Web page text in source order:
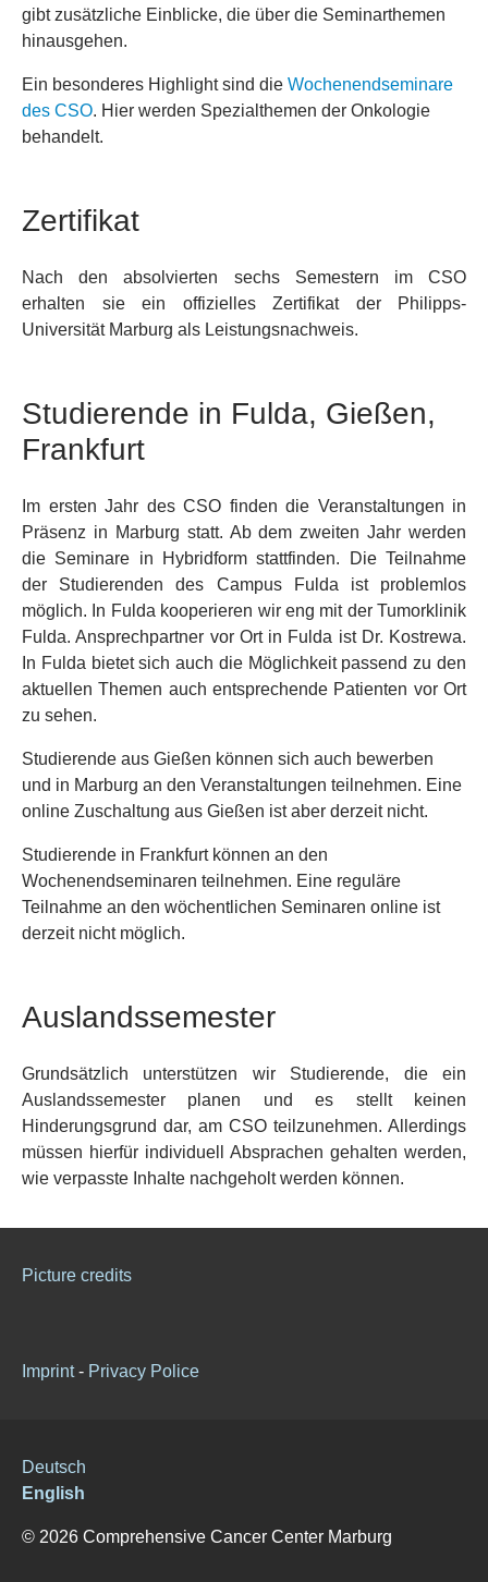
gibt zusätzliche Einblicke, die über die Seminarthemen
hinausgehen.
Ein besonderes Highlight sind die Wochenendseminare
des CSO. Hier werden Spezialthemen der Onkologie
behandelt.
Zertifikat
Nach den absolvierten sechs Semestern im CSO
erhalten sie ein offizielles Zertifikat der Philipps-
Universität Marburg als Leistungsnachweis.
Studierende in Fulda, Gießen,
Frankfurt
Im ersten Jahr des CSO finden die Veranstaltungen in
Präsenz in Marburg statt. Ab dem zweiten Jahr werden
die Seminare in Hybridform stattfinden. Die Teilnahme
der Studierenden des Campus Fulda ist problemlos
möglich. In Fulda kooperieren wir eng mit der Tumorklinik
Fulda. Ansprechpartner vor Ort in Fulda ist Dr. Kostrewa.
In Fulda bietet sich auch die Möglichkeit passend zu den
aktuellen Themen auch entsprechende Patienten vor Ort
zu sehen.
Studierende aus Gießen können sich auch bewerben
und in Marburg an den Veranstaltungen teilnehmen. Eine
online Zuschaltung aus Gießen ist aber derzeit nicht.
Studierende in Frankfurt können an den
Wochenendseminaren teilnehmen. Eine reguläre
Teilnahme an den wöchentlichen Seminaren online ist
derzeit nicht möglich.
Auslandssemester
Grundsätzlich unterstützen wir Studierende, die ein
Auslandssemester planen und es stellt keinen
Hinderungsgrund dar, am CSO teilzunehmen. Allerdings
müssen hierfür individuell Absprachen gehalten werden,
wie verpasste Inhalte nachgeholt werden können.
Picture credits
Imprint- Privacy Police
Deutsch
English
© 2026 Comprehensive Cancer Center Marburg